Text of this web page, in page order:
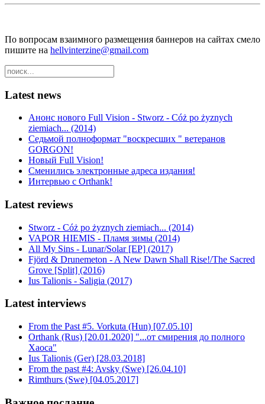
По вопросам взаимного размещения баннеров на сайтах смело
пишите на hellvinterzine@gmail.com
Latest news
Анонс нового Full Vision - Stworz - Cóż po żyznych
ziemiach... (2014)
Седьмой полноформат "воскресших " ветеранов
GORGON!
Новый Full Vision!
Сменились электронные адреса издания!
Интервью с Orthank!
Latest reviews
Stworz - Cóż po żyznych ziemiach... (2014)
VAPOR HIEMIS - Пламя зимы (2014)
All My Sins - Lunar/Solar [EP] (2017)
Fjörd & Drunemeton - A New Dawn Shall Rise!/The Sacred
Grove [Split] (2016)
Ius Talionis - Saligia (2017)
Latest interviews
From the Past #5. Vorkuta (Hun) [07.05.10]
Orthank (Rus) [20.01.2020] "...от смирения до полного
Хаоса"
Ius Talionis (Ger) [28.03.2018]
From the past #4: Avsky (Swe) [26.04.10]
Rimthurs (Swe) [04.05.2017]